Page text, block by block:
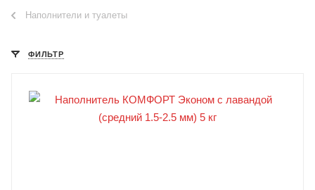
Наполнители и туалеты
ФИЛЬТР